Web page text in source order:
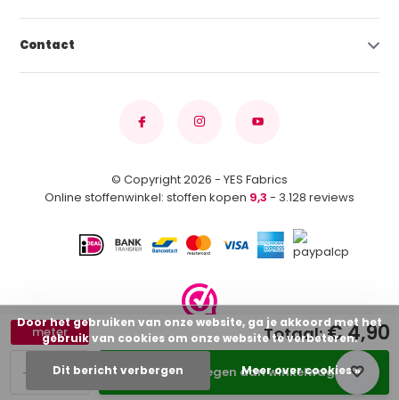
+
-
meter
Toevoegen aan winkelwagen
Totaal:€ 4,90
Contact
© Copyright 2026 - YES Fabrics
Online stoffenwinkel: stoffen kopen 9,3 - 3.128 reviews
Door het gebruiken van onze website, ga je akkoord met het
gebruik van cookies om onze website te verbeteren.
Dit bericht verbergen Meer over cookies »